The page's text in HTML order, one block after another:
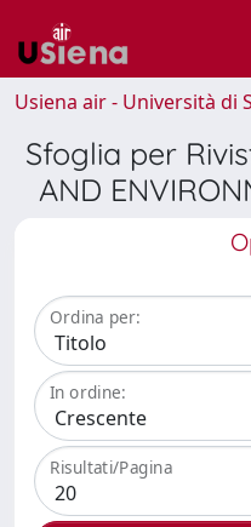
Usiena air - Università di
Sfoglia per
AND
Ordina per:
In ordine:
Risultati/Pagina